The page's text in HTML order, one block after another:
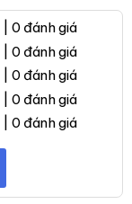
| 0 đánh giá
| 0 đánh giá
| 0 đánh giá
| 0 đánh giá
| 0 đánh giá